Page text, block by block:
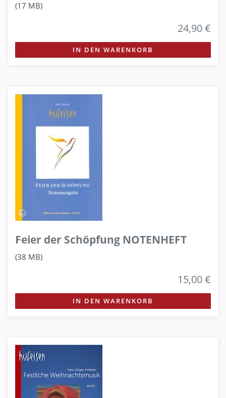
(17 MB)
24,90 €
IN DEN WARENKORB
Feier der Schöpfung NOTENHEFT
(38 MB)
15,00 €
IN DEN WARENKORB